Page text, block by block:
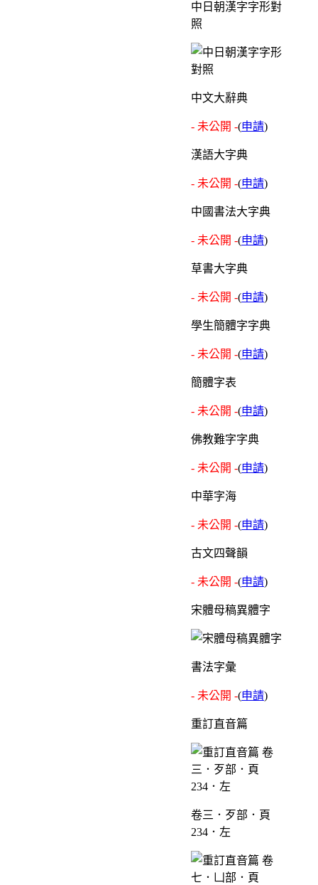
中日朝漢字字形對
照
中文大辭典
- 未公開 -(申請)
漢語大字典
- 未公開 -(申請)
中國書法大字典
- 未公開 -(申請)
草書大字典
- 未公開 -(申請)
學生簡體字字典
- 未公開 -(申請)
簡體字表
- 未公開 -(申請)
佛教難字字典
- 未公開 -(申請)
中華字海
- 未公開 -(申請)
古文四聲韻
- 未公開 -(申請)
宋體母稿異體字
書法字彙
- 未公開 -(申請)
重訂直音篇
卷三．歹部．頁
234．左